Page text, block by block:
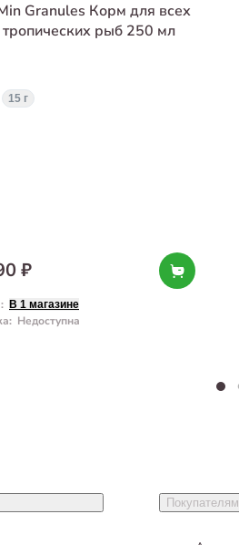
Granules Корм для всех
рыб 250 мл
15 г
₽
: В 1 магазине
: Недоступна
Покупателям